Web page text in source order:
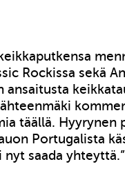
Rockissa sekä
ansaitusta
täällä. Hyyrynen
Portugalista
nyt saada